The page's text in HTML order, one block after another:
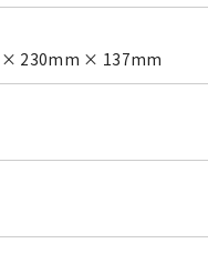
× 230mm × 137mm